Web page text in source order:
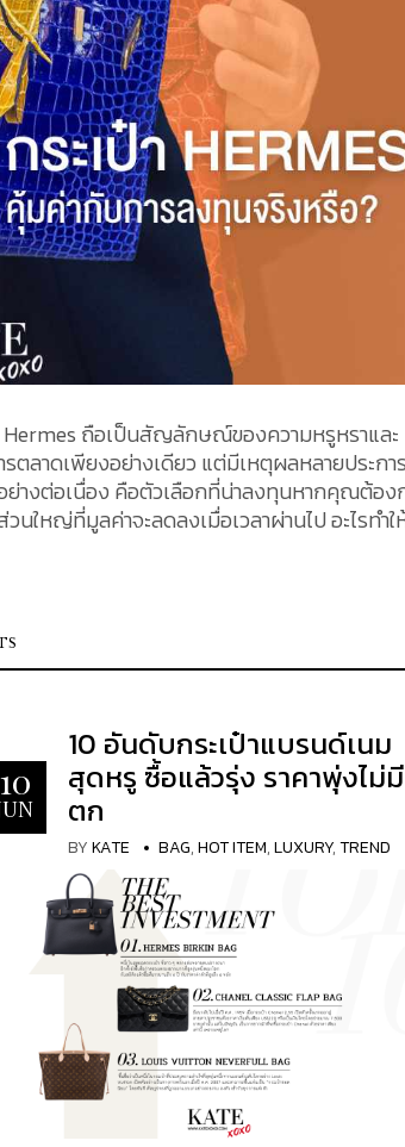
Hermes ถือเป็นสัญลักษณ์ของความหรูหราและ
ตลาดเพียงอย่างเดียว แต่มีเหตุผลหลายประกา
ย่างต่อเนื่อง คือตัวเลือกที่น่าลงทุนหากคุณต้อง
ใหญ่ที่มูลค่าจะลดลงเมื่อเวลาผ่านไป อะไรทำใ
นือจากการใช้วัสดุในการผลิตระดับลักชัวรี่ หรือ
เสนอดังต่อไปนี้ ถือเป็นส่วนประกอบสำคัญ ที่ทำ
supply : อุปทานที่มีจำกัด เช่นเดียวกับ
มูลค่าการขายต่อ เมื่อพูดถึงกระเป๋า Birkin แ
200,000 ใบ และการจำกัดการผลิตกระเป๋าใหม่
Hermes บางรุ่น เช่น Birkin และ Kelly เป็นเว
ข้อมูลเพิ่มเติมเกี่ยวกับกระเป๋า Hermes ได้ที่ 10
10
10 อันดับกระเป๋าแบรนด์เนม
สุดหรู ซื้อแล้วรุ่ง ราคาพุ่งไม่มี
ตก
BYKATE BAG,HOT ITEM,LUXURY,TREND